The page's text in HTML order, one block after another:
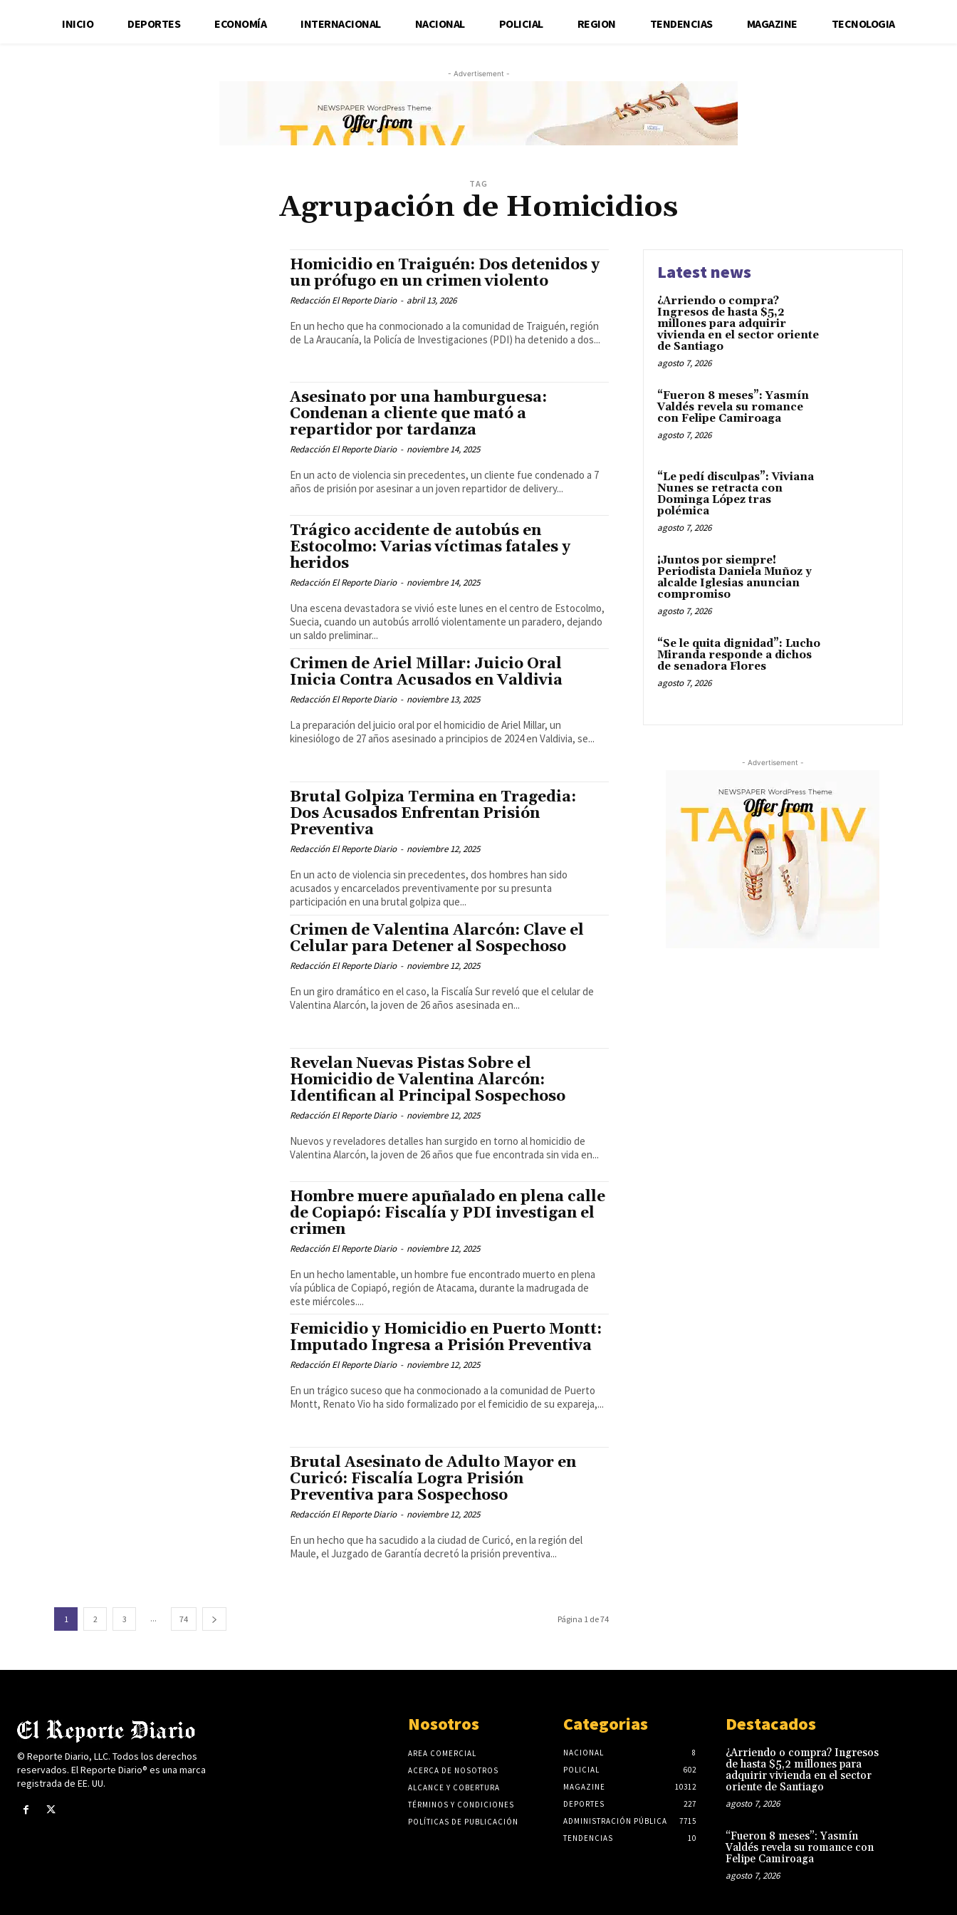
INICIO DEPORTES ECONOMÍA INTERNACIONAL NACIONAL POLICIAL REGION TENDENCIAS MAGAZINE TECNOLOGIA
- Advertisement -
TAG
Agrupación de Homicidios
Homicidio en Traiguén: Dos detenidos y
un prófugo en un crimen violento
Redacción El Reporte Diario - abril 13, 2026
En un hecho que ha conmocionado a la comunidad de Traiguén, región
de La Araucanía, la Policía de Investigaciones (PDI) ha detenido a dos...
Asesinato por una hamburguesa:
Condenan a cliente que mató a
repartidor por tardanza
Redacción El Reporte Diario - noviembre 14, 2025
En un acto de violencia sin precedentes, un cliente fue condenado a 7
años de prisión por asesinar a un joven repartidor de delivery...
Trágico accidente de autobús en
Estocolmo: Varias víctimas fatales y
heridos
Redacción El Reporte Diario - noviembre 14, 2025
Una escena devastadora se vivió este lunes en el centro de Estocolmo,
Suecia, cuando un autobús arrolló violentamente un paradero, dejando
un saldo preliminar...
Crimen de Ariel Millar: Juicio Oral
Inicia Contra Acusados en Valdivia
Redacción El Reporte Diario - noviembre 13, 2025
La preparación del juicio oral por el homicidio de Ariel Millar, un
kinesiólogo de 27 años asesinado a principios de 2024 en Valdivia, se...
Brutal Golpiza Termina en Tragedia:
Dos Acusados Enfrentan Prisión
Preventiva
Redacción El Reporte Diario - noviembre 12, 2025
En un acto de violencia sin precedentes, dos hombres han sido
acusados y encarcelados preventivamente por su presunta
participación en una brutal golpiza que...
Crimen de Valentina Alarcón: Clave el
Celular para Detener al Sospechoso
Redacción El Reporte Diario - noviembre 12, 2025
En un giro dramático en el caso, la Fiscalía Sur reveló que el celular de
Valentina Alarcón, la joven de 26 años asesinada en...
Revelan Nuevas Pistas Sobre el
Homicidio de Valentina Alarcón:
Identifican al Principal Sospechoso
Redacción El Reporte Diario - noviembre 12, 2025
Nuevos y reveladores detalles han surgido en torno al homicidio de
Valentina Alarcón, la joven de 26 años que fue encontrada sin vida en...
Hombre muere apuñalado en plena calle
de Copiapó: Fiscalía y PDI investigan el
crimen
Redacción El Reporte Diario - noviembre 12, 2025
En un hecho lamentable, un hombre fue encontrado muerto en plena
vía pública de Copiapó, región de Atacama, durante la madrugada de
este miércoles....
Femicidio y Homicidio en Puerto Montt:
Imputado Ingresa a Prisión Preventiva
Redacción El Reporte Diario - noviembre 12, 2025
En un trágico suceso que ha conmocionado a la comunidad de Puerto
Montt, Renato Vio ha sido formalizado por el femicidio de su expareja,...
Brutal Asesinato de Adulto Mayor en
Curicó: Fiscalía Logra Prisión
Preventiva para Sospechoso
Redacción El Reporte Diario - noviembre 12, 2025
En un hecho que ha sacudido a la ciudad de Curicó, en la región del
Maule, el Juzgado de Garantía decretó la prisión preventiva...
1 2 3 ... 74 Página 1 de 74
Latest news
¿Arriendo o compra?
Ingresos de hasta $5,2
millones para adquirir
vivienda en el sector oriente
de Santiago
agosto 7, 2026
“Fueron 8 meses”: Yasmín
Valdés revela su romance
con Felipe Camiroaga
agosto 7, 2026
“Le pedí disculpas”: Viviana
Nunes se retracta con
Dominga López tras
polémica
agosto 7, 2026
¡Juntos por siempre!
Periodista Daniela Muñoz y
alcalde Iglesias anuncian
compromiso
agosto 7, 2026
“Se le quita dignidad”: Lucho
Miranda responde a dichos
de senadora Flores
agosto 7, 2026
- Advertisement -
© Reporte Diario, LLC. Todos los derechos
reservados. El Reporte Diario® es una marca
registrada de EE. UU.
Nosotros
AREA COMERCIAL
ACERCA DE NOSOTROS
ALCANCE Y COBERTURA
TÉRMINOS Y CONDICIONES
POLÍTICAS DE PUBLICACIÓN
Categorias
NACIONAL
8
POLICIAL
602
MAGAZINE
10312
DEPORTES
227
ADMINISTRACIÓN PÚBLICA
7715
TENDENCIAS
10
Destacados
¿Arriendo o compra? Ingresos
de hasta $5,2 millones para
adquirir vivienda en el sector
oriente de Santiago
agosto 7, 2026
“Fueron 8 meses”: Yasmín
Valdés revela su romance con
Felipe Camiroaga
agosto 7, 2026